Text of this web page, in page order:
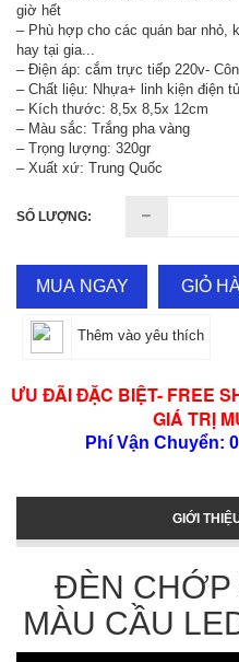
giờ hết
– Phù hợp cho các quán bar nhỏ,
hay tại gia...
– Điện áp: cắm trực tiếp 220v-
– Chất liệu: Nhựa+ linh kiện điện
– Kích thước: 8,5x 8,5x 12cm
– Màu sắc: Trắng pha vàng
– Trọng lượng: 320gr
– Xuất xứ: Trung Quốc
SỐ LƯỢNG:
MUA NGAY GIỎ
Thêm vào yêu thích
ƯU ĐÃI ĐẶC BIỆT- FREE
GIÁ TRỊ
Phí Vận Chuyển:
GIỚI
ĐÈN CHỚP
MÀU CẦU